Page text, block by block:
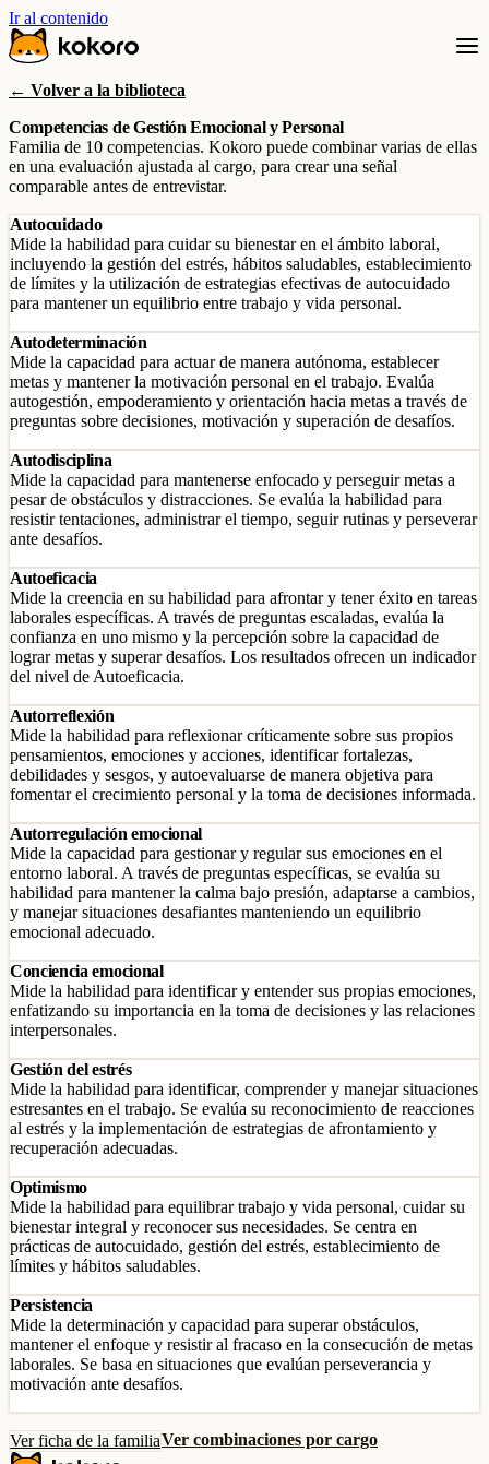
Ir al contenido
← Volver a la biblioteca
Competencias de Gestión Emocional y Personal
Familia de 10 competencias. Kokoro puede combinar varias de ellas
en una evaluación ajustada al cargo, para crear una señal
comparable antes de entrevistar.
Autocuidado
Mide la habilidad para cuidar su bienestar en el ámbito laboral,
incluyendo la gestión del estrés, hábitos saludables, establecimiento
de límites y la utilización de estrategias efectivas de autocuidado
para mantener un equilibrio entre trabajo y vida personal.
Autodeterminación
Mide la capacidad para actuar de manera autónoma, establecer
metas y mantener la motivación personal en el trabajo. Evalúa
autogestión, empoderamiento y orientación hacia metas a través de
preguntas sobre decisiones, motivación y superación de desafíos.
Autodisciplina
Mide la capacidad para mantenerse enfocado y perseguir metas a
pesar de obstáculos y distracciones. Se evalúa la habilidad para
resistir tentaciones, administrar el tiempo, seguir rutinas y perseverar
ante desafíos.
Autoeficacia
Mide la creencia en su habilidad para afrontar y tener éxito en tareas
laborales específicas. A través de preguntas escaladas, evalúa la
confianza en uno mismo y la percepción sobre la capacidad de
lograr metas y superar desafíos. Los resultados ofrecen un indicador
del nivel de Autoeficacia.
Autorreflexión
Mide la habilidad para reflexionar críticamente sobre sus propios
pensamientos, emociones y acciones, identificar fortalezas,
debilidades y sesgos, y autoevaluarse de manera objetiva para
fomentar el crecimiento personal y la toma de decisiones informada.
Autorregulación emocional
Mide la capacidad para gestionar y regular sus emociones en el
entorno laboral. A través de preguntas específicas, se evalúa su
habilidad para mantener la calma bajo presión, adaptarse a cambios,
y manejar situaciones desafiantes manteniendo un equilibrio
emocional adecuado.
Conciencia emocional
Mide la habilidad para identificar y entender sus propias emociones,
enfatizando su importancia en la toma de decisiones y las relaciones
interpersonales.
Gestión del estrés
Mide la habilidad para identificar, comprender y manejar situaciones
estresantes en el trabajo. Se evalúa su reconocimiento de reacciones
al estrés y la implementación de estrategias de afrontamiento y
recuperación adecuadas.
Optimismo
Mide la habilidad para equilibrar trabajo y vida personal, cuidar su
bienestar integral y reconocer sus necesidades. Se centra en
prácticas de autocuidado, gestión del estrés, establecimiento de
límites y hábitos saludables.
Persistencia
Mide la determinación y capacidad para superar obstáculos,
mantener el enfoque y resistir al fracaso en la consecución de metas
laborales. Se basa en situaciones que evalúan perseverancia y
motivación ante desafíos.
Ver ficha de la familiaVer combinaciones por cargo